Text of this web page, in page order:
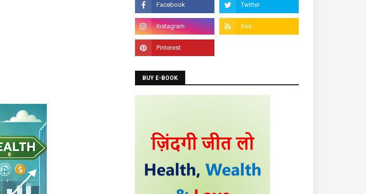
Programming Courses
Admission is going on for Programming
Languages like C, C++, Java, .Net, PHP,
Python etc.
BUY E-BOOK